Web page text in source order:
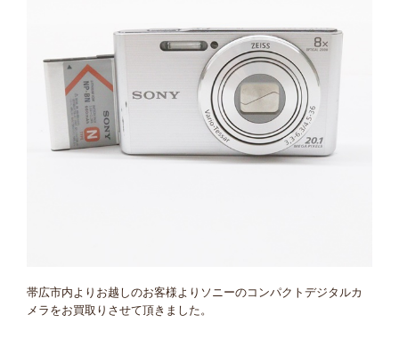
帯広市内よりお越しのお客様よりソニーのコンパクトデジタルカ
メラをお買取りさせて頂きました。